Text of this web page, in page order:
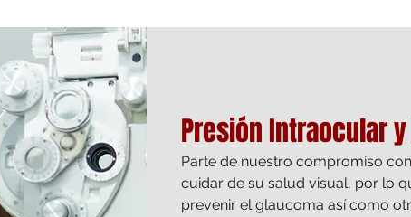
Presión Intraocular
Parte de nuestro compromiso
cuidar de su salud visual, por lo
prevenir el glaucoma así como